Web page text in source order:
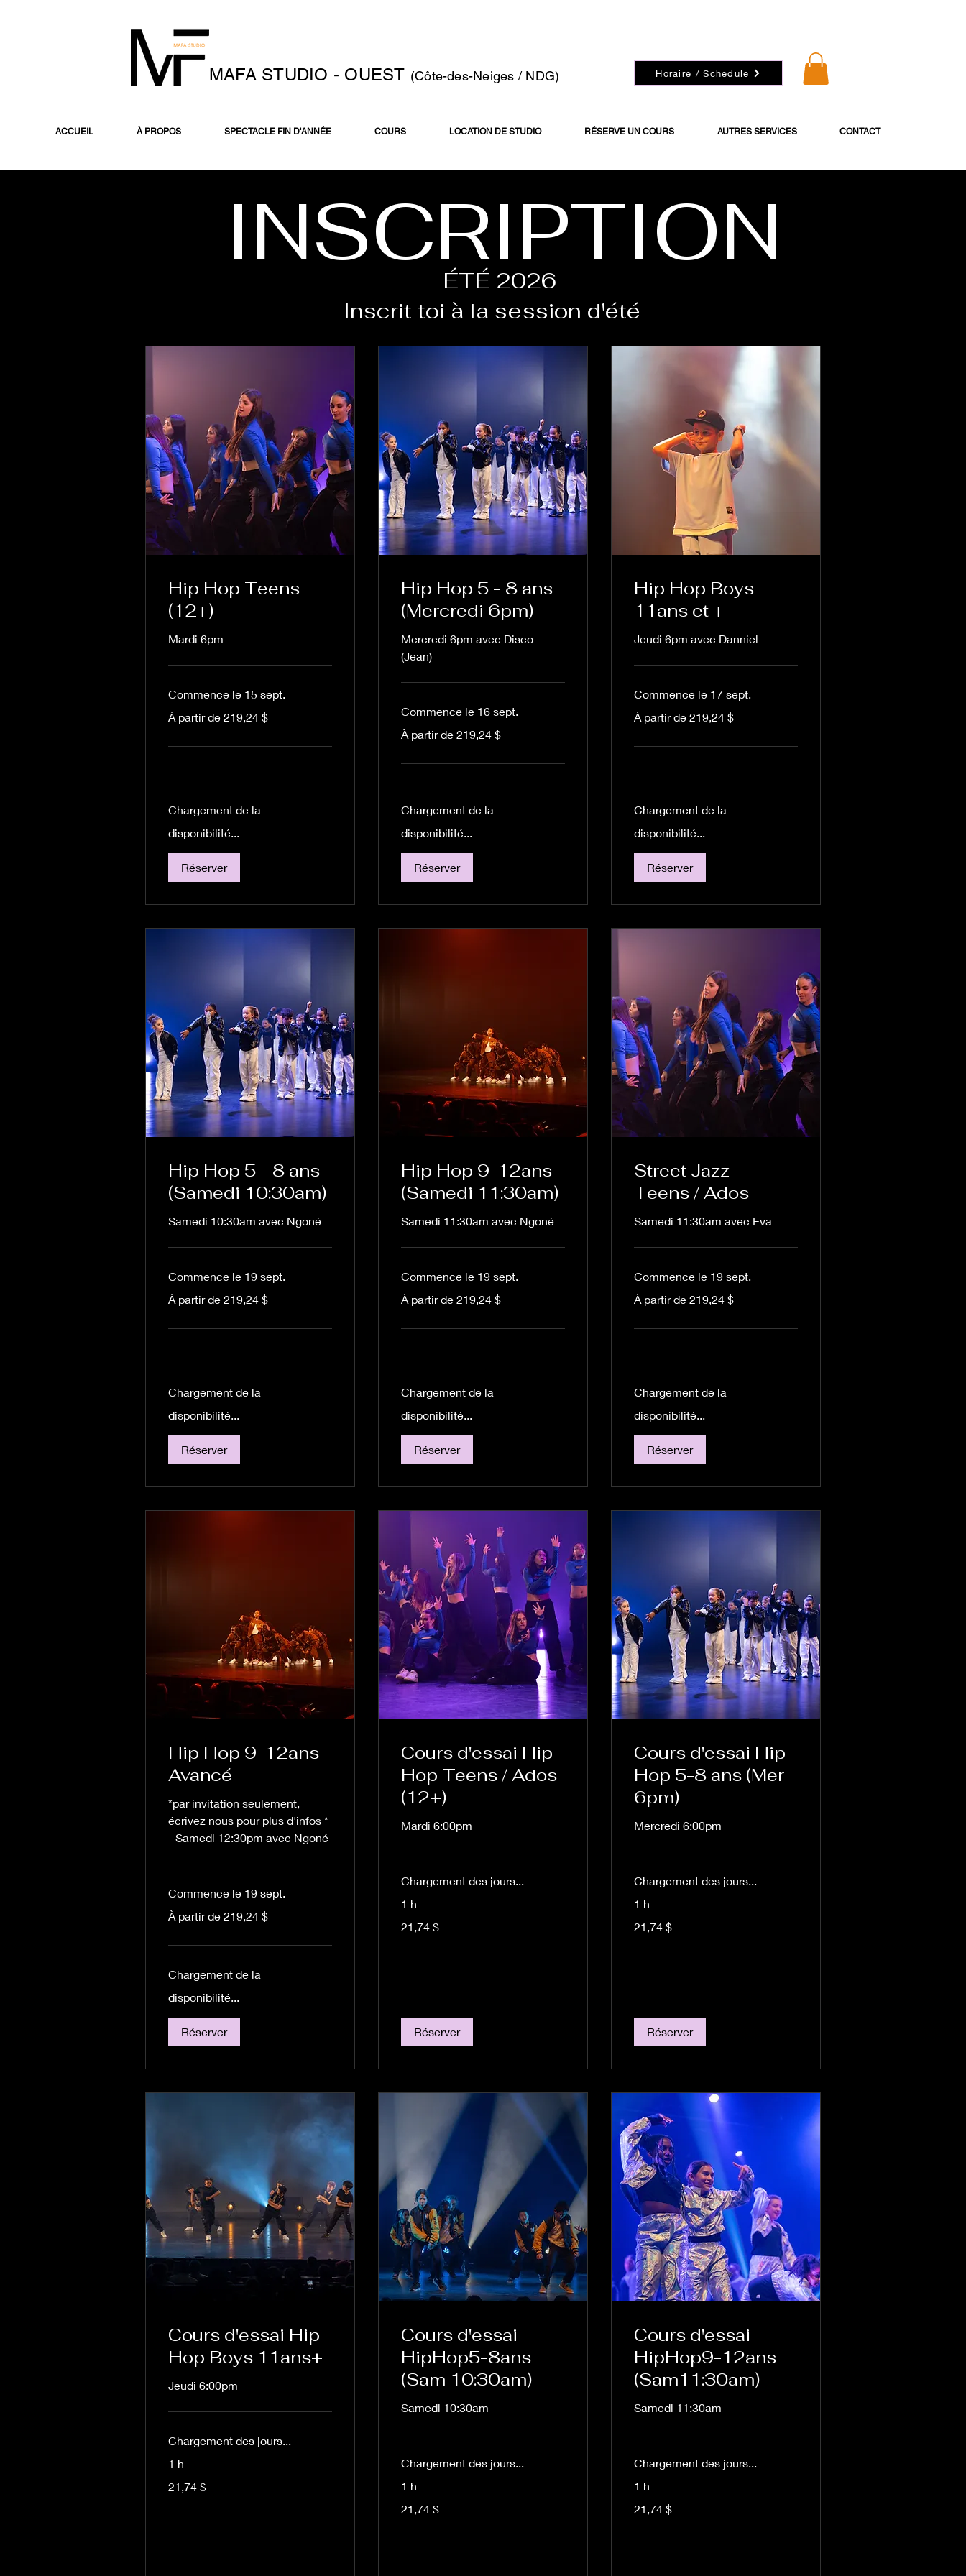
MAFA STUDIO - OUEST (Côte-des-Neiges / NDG) Horaire / Schedule
ACCUEIL À PROPOS SPECTACLE FIN D'ANNÉE COURS LOCATION DE STUDIO RÉSERVE UN COURS AUTRES SERVICES CONTACT
INSCRIPTION
ÉTÉ 2026
Inscrit toi à la session d'été
Hip Hop Teens
(12+)
Mardi 6pm
Commence le 15 sept.
À
partir
À partir de 219,24 $
Chargement de la
disponibilité...
Réserver
Hip Hop 5 - 8 ans
(Mercredi 6pm)
Mercredi 6pm avec Disco
(Jean)
Commence le 16 sept.
À
partir
À partir de 219,24 $
Chargement de la
disponibilité...
Réserver
Hip Hop Boys
11ans et +
Jeudi 6pm avec Danniel
Commence le 17 sept.
À
partir
À partir de 219,24 $
Chargement de la
disponibilité...
Réserver
Hip Hop 5 - 8 ans
(Samedi 10:30am)
Samedi 10:30am avec Ngoné
Commence le 19 sept.
À
partir
À partir de 219,24 $
Chargement de la
disponibilité...
Réserver
Hip Hop 9-12ans
(Samedi 11:30am)
Samedi 11:30am avec Ngoné
Commence le 19 sept.
À
partir
À partir de 219,24 $
Chargement de la
disponibilité...
Réserver
Street Jazz -
Teens / Ados
Samedi 11:30am avec Eva
Commence le 19 sept.
À
partir
À partir de 219,24 $
Chargement de la
disponibilité...
Réserver
Hip Hop 9-12ans -
Avancé
*par invitation seulement,
écrivez nous pour plus d'infos *
- Samedi 12:30pm avec Ngoné
Commence le 19 sept.
À
partir
À partir de 219,24 $
Chargement de la
disponibilité...
Réserver
Cours d'essai Hip
Hop Teens / Ados
(12+)
Mardi 6:00pm
Chargement des jours...
1 h
canadiens
21,74 $
Réserver
Cours d'essai Hip
Hop 5-8 ans (Mer
6pm)
Mercredi 6:00pm
Chargement des jours...
1 h
canadiens
21,74 $
Réserver
Cours d'essai Hip
Hop Boys 11ans+
Jeudi 6:00pm
Chargement des jours...
1 h
canadiens
21,74 $
Cours d'essai
HipHop5-8ans
(Sam 10:30am)
Samedi 10:30am
Chargement des jours...
1 h
canadiens
21,74 $
Cours d'essai
HipHop9-12ans
(Sam11:30am)
Samedi 11:30am
Chargement des jours...
1 h
canadiens
21,74 $